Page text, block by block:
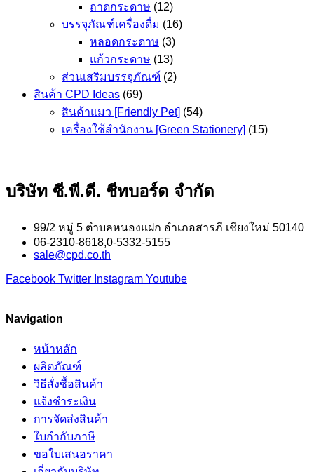
ถาดกระดาษ (12)
บรรจุภัณฑ์เครื่องดื่ม (16)
หลอดกระดาษ (3)
แก้วกระดาษ (13)
ส่วนเสริมบรรจุภัณฑ์ (2)
สินค้า CPD Ideas (69)
สินค้าแมว [Friendly Pet] (54)
เครื่องใช้สำนักงาน [Green Stationery] (15)
บริษัท ซี.พี.ดี. ชีทบอร์ด จำกัด
99/2 หมู่ 5 ตำบลหนองแฝก อำเภอสารภี เชียงใหม่ 50140
06-2310-8618,0-5332-5155
sale@cpd.co.th
Facebook Twitter Instagram Youtube
Navigation
หน้าหลัก
ผลิตภัณฑ์
วิธีสั่งซื้อสินค้า
แจ้งชำระเงิน
การจัดส่งสินค้า
ใบกำกับภาษี
ขอใบเสนอราคา